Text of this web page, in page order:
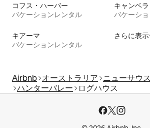
コフス・ハーバー
バケーションレンタル
キャンベラ
バケーシ
キアーマ
バケーションレンタル
さらに表示
Airbnb オーストラリア ニューサウ
ハンターバレー
ログハウス